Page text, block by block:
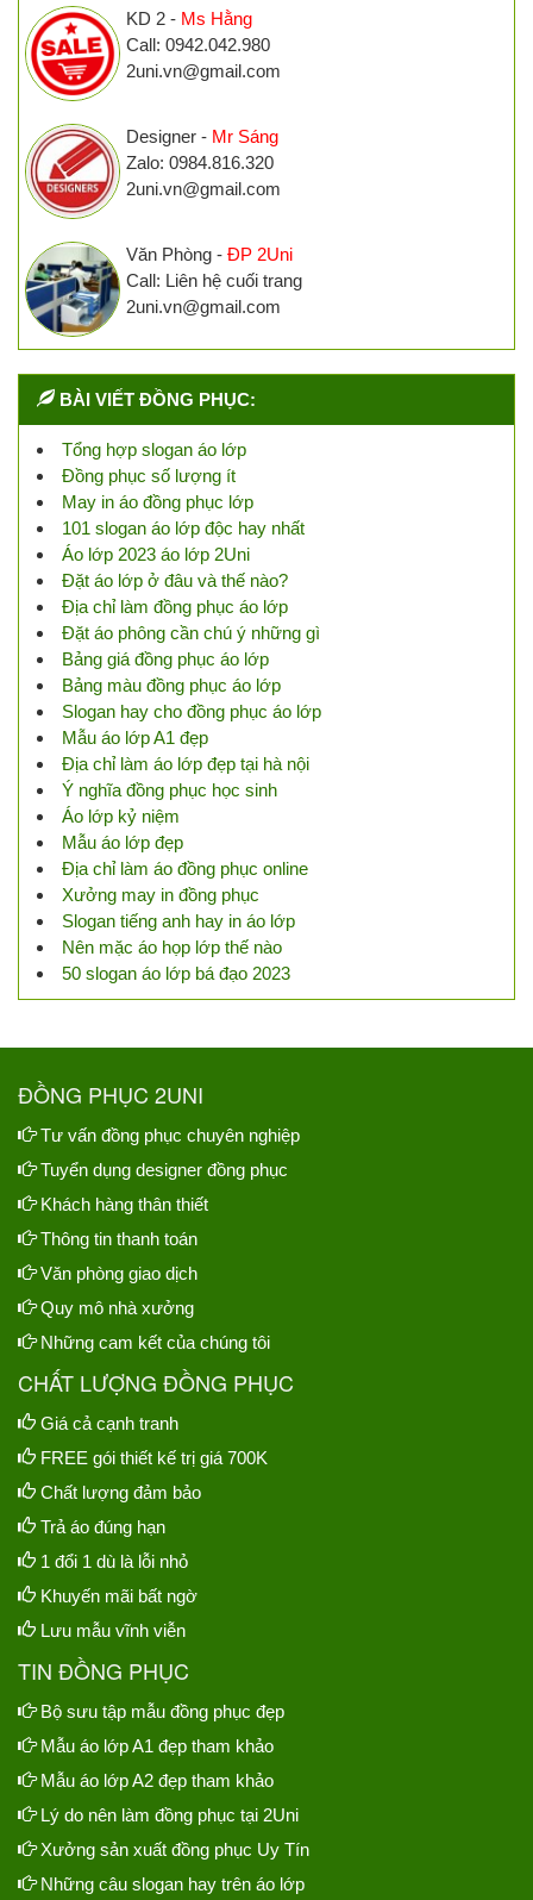
KD 2 - Ms Hằng
Call: 0942.042.980
2uni.vn@gmail.com
Designer - Mr Sáng
Zalo: 0984.816.320
2uni.vn@gmail.com
Văn Phòng - ĐP 2Uni
Call: Liên hệ cuối trang
2uni.vn@gmail.com
BÀI VIẾT ĐỒNG PHỤC:
Tổng hợp slogan áo lớp
Đồng phục số lượng ít
May in áo đồng phục lớp
101 slogan áo lớp độc hay nhất
Áo lớp 2023 áo lớp 2Uni
Đặt áo lớp ở đâu và thế nào?
Địa chỉ làm đồng phục áo lớp
Đặt áo phông cần chú ý những gì
Bảng giá đồng phục áo lớp
Bảng màu đồng phục áo lớp
Slogan hay cho đồng phục áo lớp
Mẫu áo lớp A1 đẹp
Địa chỉ làm áo lớp đẹp tại hà nội
Ý nghĩa đồng phục học sinh
Áo lớp kỷ niệm
Mẫu áo lớp đẹp
Địa chỉ làm áo đồng phục online
Xưởng may in đồng phục
Slogan tiếng anh hay in áo lớp
Nên mặc áo họp lớp thế nào
50 slogan áo lớp bá đạo 2023
ĐỒNG PHỤC 2UNI
Tư vấn đồng phục chuyên nghiệp
Tuyển dụng designer đồng phục
Khách hàng thân thiết
Thông tin thanh toán
Văn phòng giao dịch
Quy mô nhà xưởng
Những cam kết của chúng tôi
CHẤT LƯỢNG ĐỒNG PHỤC
Giá cả cạnh tranh
FREE gói thiết kế trị giá 700K
Chất lượng đảm bảo
Trả áo đúng hạn
1 đổi 1 dù là lỗi nhỏ
Khuyến mãi bất ngờ
Lưu mẫu vĩnh viễn
TIN ĐỒNG PHỤC
Bộ sưu tập mẫu đồng phục đẹp
Mẫu áo lớp A1 đẹp tham khảo
Mẫu áo lớp A2 đẹp tham khảo
Lý do nên làm đồng phục tại 2Uni
Xưởng sản xuất đồng phục Uy Tín
Những câu slogan hay trên áo lớp